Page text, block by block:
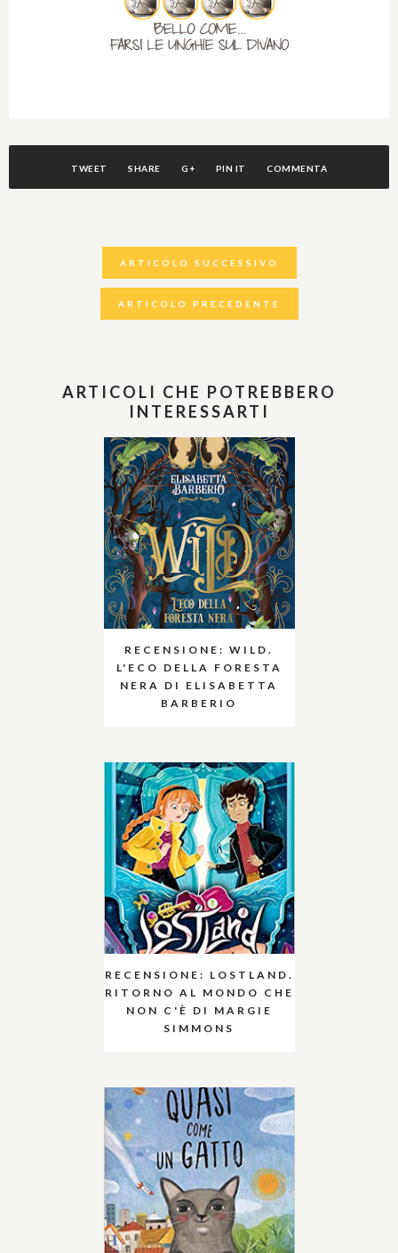
TWEET SHARE G+ PIN IT COMMENTA
ARTICOLO SUCCESSIVO
ARTICOLO PRECEDENTE
ARTICOLI CHE POTREBBERO
INTERESSARTI
RECENSIONE: WILD.
L'ECO DELLA FORESTA
NERA DI ELISABETTA
BARBERIO
RECENSIONE: LOSTLAND.
RITORNO AL MONDO CHE
NON C'È DI MARGIE
SIMMONS